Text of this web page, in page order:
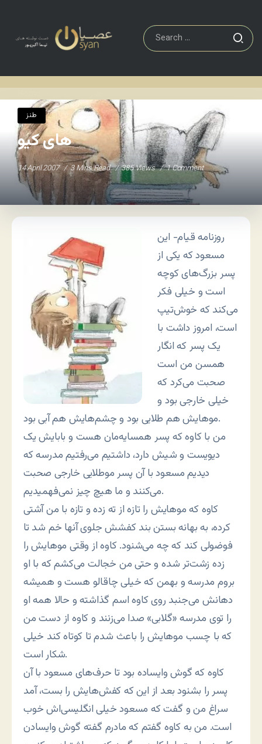
طنز
های کیو
14 April 2007 3 Mins Read 385 Views 1 Comment
روزنامه قیام- این
مسعود که یکی از
پسر بزرگ‌های کوچه
است و خیلی فکر
می‌کند که خوش‌تیپ
است، امروز داشت با
یک پسر که انگار
همسن من است
صحبت می‌کرد که
خیلی خارجی بود و
موهایش هم طلایی بود و چشم‌هایش هم آبی بود.
من با کاوه که پسر همسایه‌مان هست و بابایش یک
دیویست و شیش دارد، داشتیم می‌رفتیم مدرسه که
دیدیم مسعود با آن پسر موطلایی خارجی صحبت
می‌کنند و ما هیچ چیز نمی‌فهمیدیم.
کاوه که موهایش را تازه از ته زده و تازه با من آشتی
کرده، به بهانه بستن بند کفشش جلوی آنها خم شد تا
فوضولی کند که چه می‌شنود. کاوه از وقتی موهایش را
زده زشت‌تر شده و حتی من خجالت می‌کشم که با او
بروم مدرسه و بهمن که خیلی چاقالو هست و همیشه
دهانش می‌جنبد روی کاوه اسم گذاشته و حالا همه او
را توی مدرسه «گلابی» صدا می‌زنند و کاوه از دست من
که با چسب موهایش را باعث شدم تا کوتاه کند خیلی
شکار است.
کاوه که گوش وایساده بود تا حرف‌های مسعود با آن
پسر را بشنود بعد از این که کفش‌هایش را بست، آمد
سراغ من و گفت که مسعود خیلی انگلیسی‌اش خوب
است. من به کاوه گفتم که مادرم گفته گوش وایسادن